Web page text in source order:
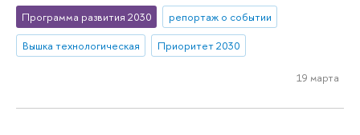
Программа развития 2030
репортаж о событии
Вышка технологическая
Приоритет 2030
19 марта